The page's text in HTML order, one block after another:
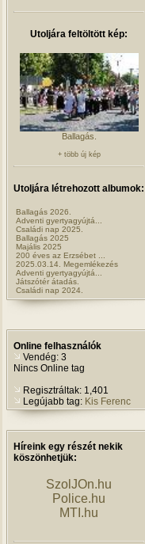
Utoljára feltöltött kép:
Ballagás.
+ több új kép
Utoljára létrehozott albumok:
Ballagás 2026.
Adventi gyertyagyújtá...
Családi nap 2025.
Ballagás 2025
Majális 2025
200 éves az Erzsébet ...
2025.03.14. Megemlékezés
Adventi gyertyagyújtá...
Játszótér átadás.
Családi nap 2024.
Online felhasználók
Vendég: 3
Nincs Online tag
Regisztráltak: 1,401
Legújabb tag: Kis Ferenc
Híreink egy részét nekik
köszönhetjük:
SzolJOn.hu
Police.hu
MTI.hu